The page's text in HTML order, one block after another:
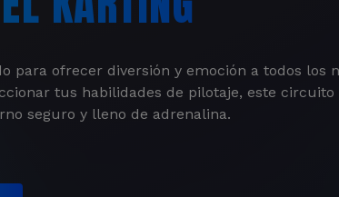
ofrecer diversión y emoción a todos los
tus habilidades de pilotaje, este circuito
seguro y lleno de adrenalina.